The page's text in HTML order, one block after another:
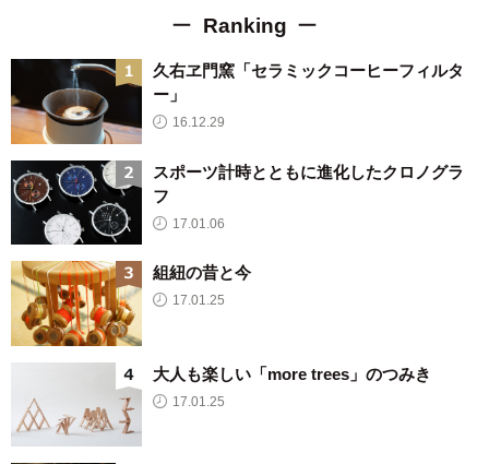
Ranking
久右ヱ門窯「セラミックコーヒーフィルタ
ー」
16.12.29
スポーツ計時とともに進化したクロノグラ
フ
17.01.06
組紐の昔と今
17.01.25
大人も楽しい「more trees」のつみき
17.01.25